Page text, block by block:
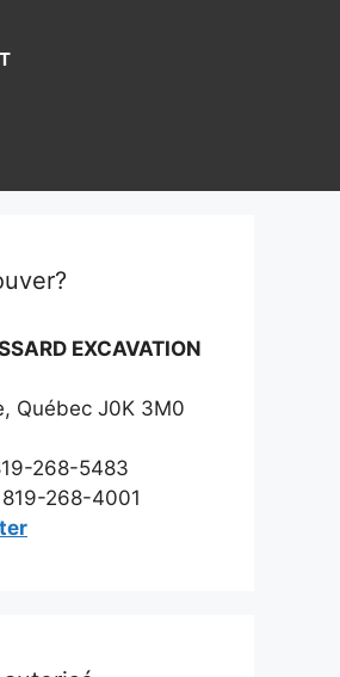
EXCAVATION
Québec J0K 3M0
268-5483
819-268-4001